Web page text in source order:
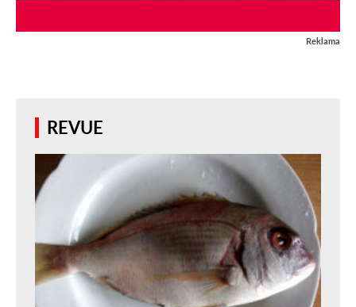
Reklama
REVUE